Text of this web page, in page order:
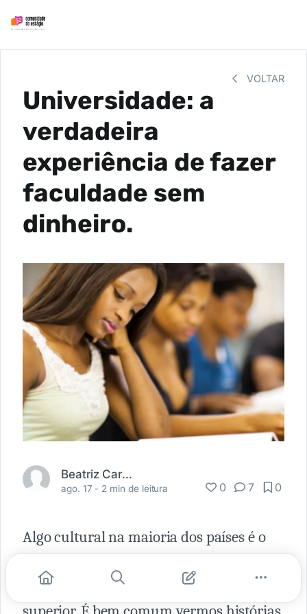
VOLTAR
Universidade: a
verdadeira
experiência de fazer
faculdade sem
dinheiro.
Beatriz Carvalho
ago. 17 - 2 min de leitura 0 7 0
Algo cultural na maioria dos países é o
bases, principalmente a educação